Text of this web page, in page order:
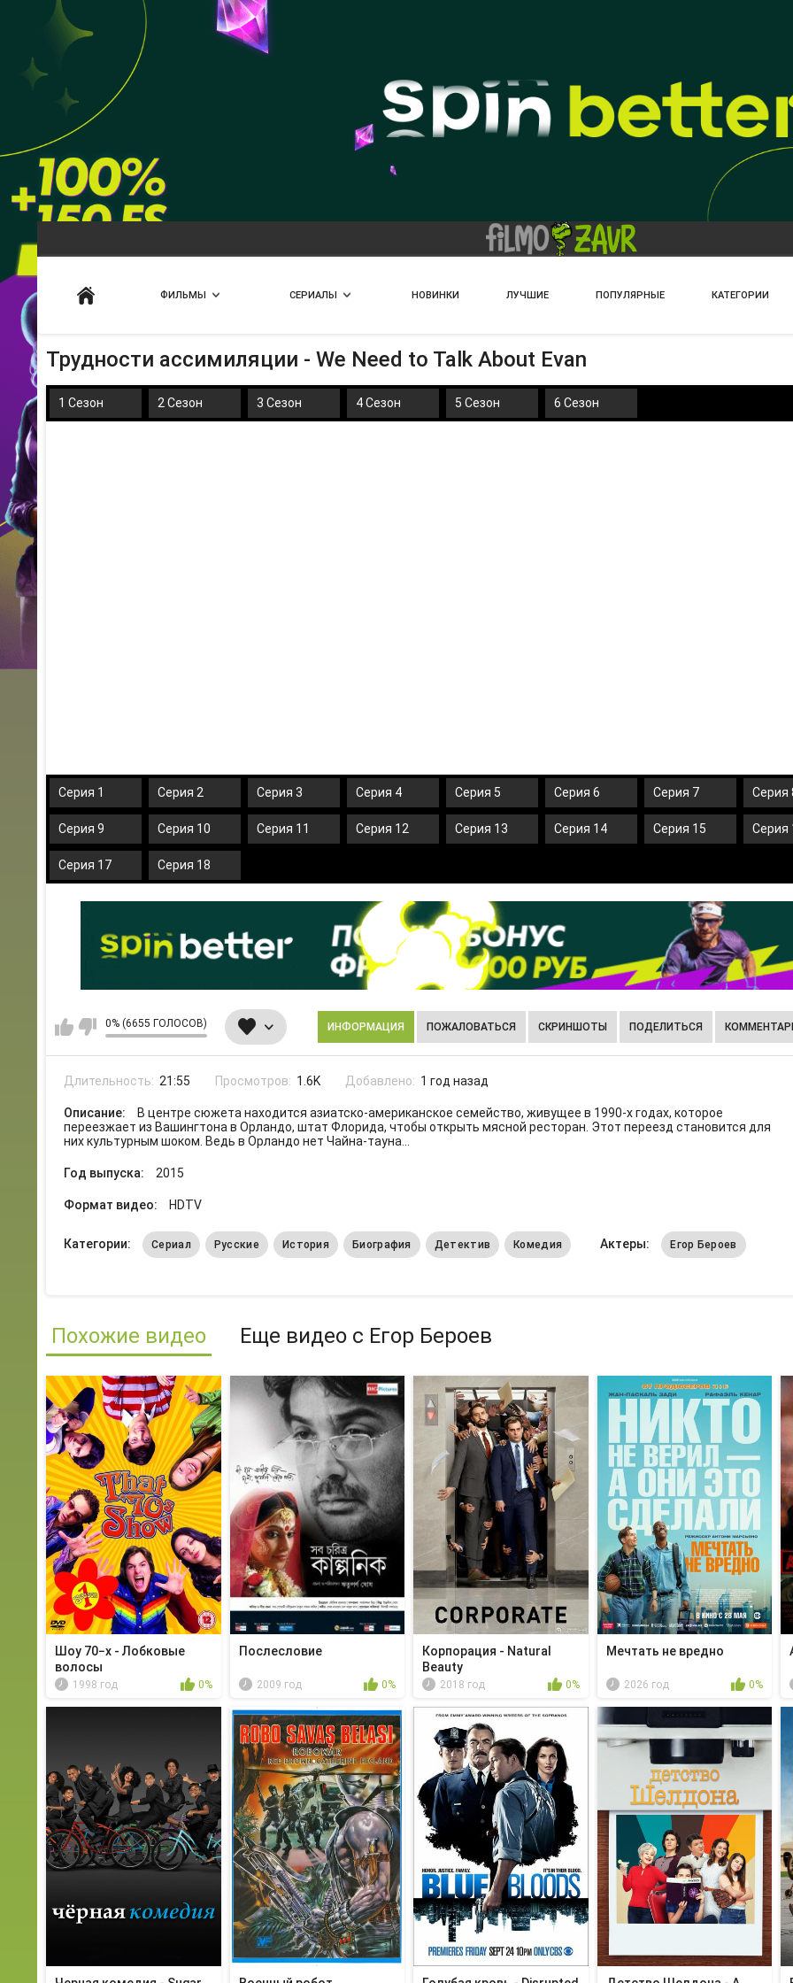
ФИЛЬМЫ СЕРИАЛЫ НОВИНКИ ЛУЧШИЕ ПОПУЛЯРНЫЕ КАТЕГОРИИ
Трудности ассимиляции - We Need to Talk About Evan
1 Сезон 2 Сезон 3 Сезон 4 Сезон 5 Сезон 6 Сезон
Серия 1 Серия 2 Серия 3 Серия 4 Серия 5 Серия 6 Серия 7 Серия
Серия 9 Серия 10 Серия 11 Серия 12 Серия 13 Серия 14 Серия 15 Серия
Серия 17 Серия 18
0% (6655 ГОЛОСОВ) ИНФОРМАЦИЯ ПОЖАЛОВАТЬСЯ СКРИНШОТЫ ПОДЕЛИТЬСЯ
Длительность: 21:55 Просмотров: 1.6K Добавлено: 1 год назад
Описание:
В центре сюжета находится азиатско-американское семейство, живущее в 1990-х годах, которое
переезжает из Вашингтона в Орландо, штат Флорида, чтобы открыть мясной ресторан. Этот переезд становится для
них культурным шоком. Ведь в Орландо нет Чайна-тауна...
Год выпуска: 2015
Формат видео: HDTV
Категории: Сериал Русские История Биография Детектив Комедия Актеры: Егор Бероев
Похожие видео Еще видео с Егор Бероев
Шоу 70−х - Лобковые
волосы
1998 год 0%
Послесловие
2009 год 0%
Корпорация - Natural
Beauty
2018 год 0%
Мечтать не вредно
2026 год 0%